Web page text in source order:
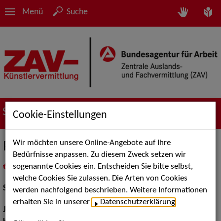
Menü Suche
Suche nach Künstler*innen
Patric Welzbacher
als PDF speichern
inMeine Merklistelegen
Schauspiel:Bühne
Jahrgang:
Cookie-Einstellungen
Wir möchten unsere Online-Angebote auf Ihre
Bedürfnisse anpassen. Zu diesem Zweck setzen wir
sogenannte Cookies ein. Entscheiden Sie bitte selbst,
welche Cookies Sie zulassen. Die Arten von Cookies
werden nachfolgend beschrieben. Weitere Informationen
erhalten Sie in unserer
Datenschutzerklärung